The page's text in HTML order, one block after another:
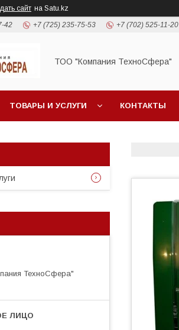
сайт на Satu.kz
42 +7 (725) 235-75-53 +7 (702) 525-11-20
ТОО "Компания ТехноСфера"
ТОВАРЫ И УСЛУГИ КОНТАКТЫ
ТехноСфера"